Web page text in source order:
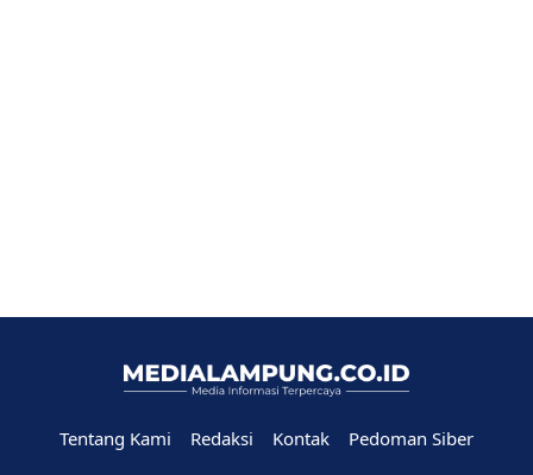
Tentang Kami Redaksi Kontak
Pedoman Siber